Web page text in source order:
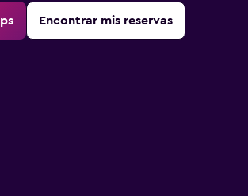
Encontrar mis reservas